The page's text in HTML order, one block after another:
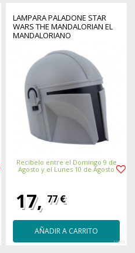
LAMPARA PALADONE STAR
WARS THE MANDALORIAN EL
MANDALORIANO
Recíbelo entre el Domingo 9 de
Agosto y el Lunes 10 de Agosto
17, 77 €
AÑADIR A CARRITO
11011